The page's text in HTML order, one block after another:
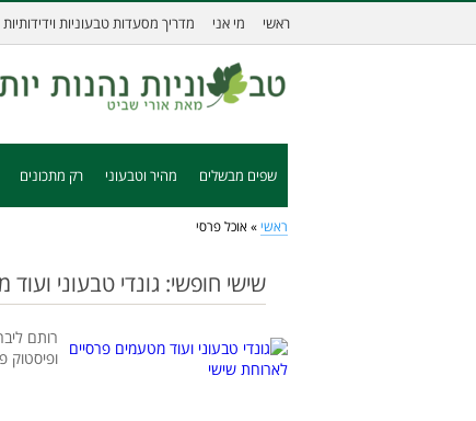
ראשי מי אני מדריך מסעדות טבעוניות וידידותיות
שפים מבשלים מהיר וטבעוני רק מתכונים
ראשי » אוכל פרסי
שישי חופשי: גונדי טבעוני
רותם
ופיסטוק